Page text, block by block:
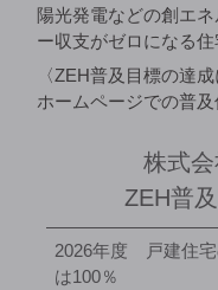
陽光発電などの創エ
ー収支がゼロになる住
〈ZEH普及目標の達成
ホームページでの普
株式
ZEH普
2026年度 戸建住宅
は100％